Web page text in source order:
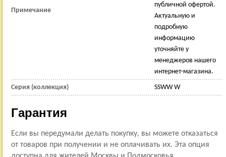
Примечание
публичной офертой.
Актуальную и
подробную
информацию
уточняйте у
менеджеров нашего
интернет-магазина.
Серия (коллекция) SSWW W
Гарантия
Если вы передумали делать покупку, вы можете отказаться
от товаров при получении и не оплачивать их. Эта опция